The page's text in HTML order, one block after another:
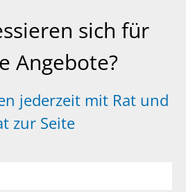
sich für
Angebote?
jederzeit mit Rat und
zur Seite